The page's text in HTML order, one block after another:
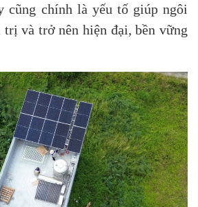
cũng chính là yếu tố giúp ngôi
trị và trở nên hiện đại, bền vững